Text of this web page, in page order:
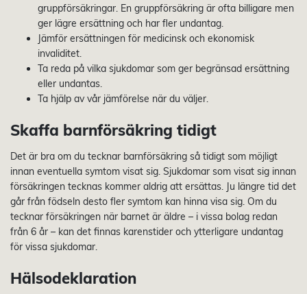
gruppförsäkringar. En gruppförsäkring är ofta billigare men
ger lägre ersättning och har fler undantag.
Jämför ersättningen för medicinsk och ekonomisk
invaliditet.
Ta reda på vilka sjukdomar som ger begränsad ersättning
eller undantas.
Ta hjälp av vår jämförelse när du väljer.
Skaffa barnförsäkring tidigt
Det är bra om du tecknar barnförsäkring så tidigt som möjligt
innan eventuella symtom visat sig. Sjukdomar som visat sig innan
försäkringen tecknas kommer aldrig att ersättas. Ju längre tid det
går från födseln desto fler symtom kan hinna visa sig. Om du
tecknar försäkringen när barnet är äldre – i vissa bolag redan
från 6 år – kan det finnas karenstider och ytterligare undantag
för vissa sjukdomar.
Hälsodeklaration